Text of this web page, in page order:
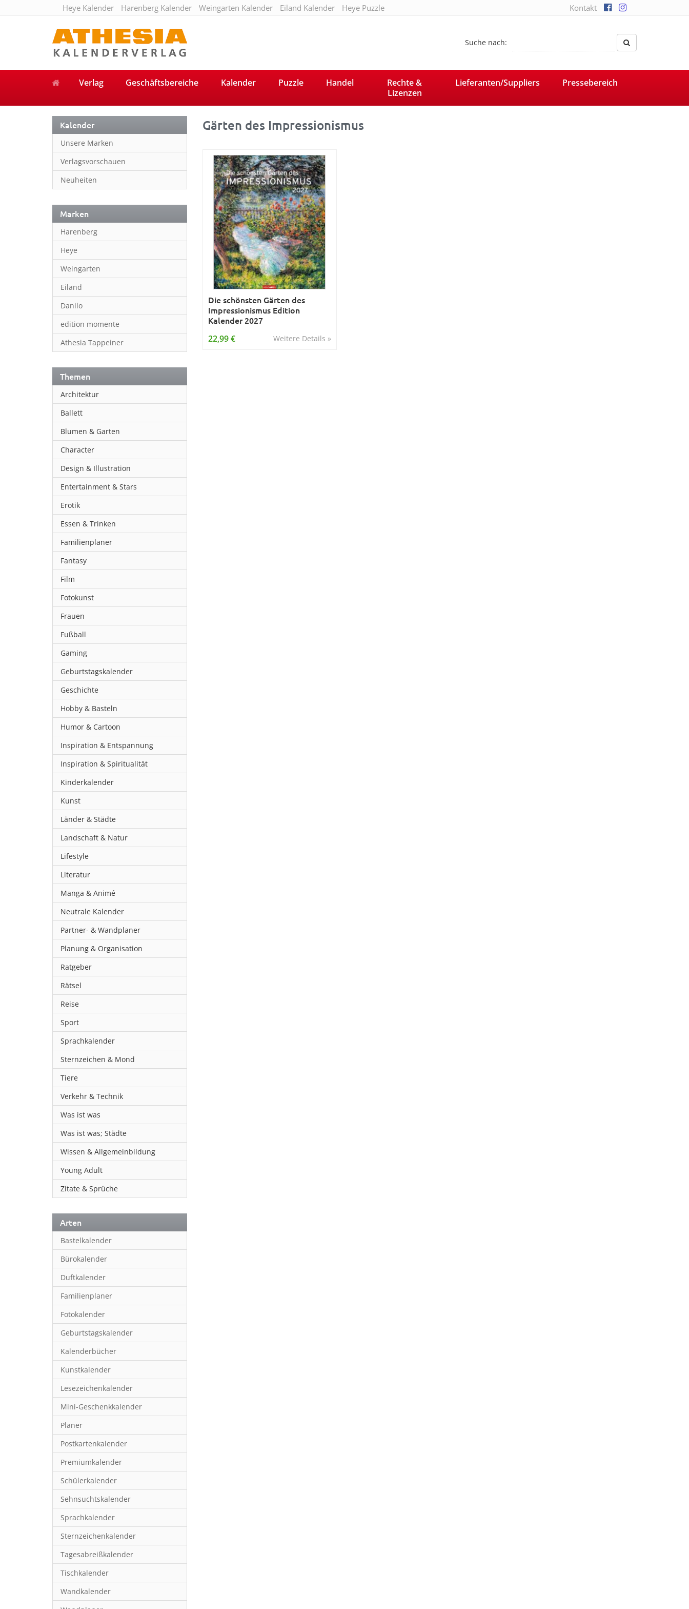
Heye Kalender Harenberg Kalender Weingarten Kalender Eiland Kalender Heye Puzzle Kontakt
Suche nach:
Verlag Geschäftsbereiche Kalender Puzzle Handel
Rechte &
Lizenzen
Lieferanten/Suppliers Pressebereich
Kalender
Unsere Marken
Verlagsvorschauen
Neuheiten
Marken
Harenberg
Heye
Weingarten
Eiland
Danilo
edition momente
Athesia Tappeiner
Themen
Architektur
Ballett
Blumen & Garten
Character
Design & Illustration
Entertainment & Stars
Erotik
Essen & Trinken
Familienplaner
Fantasy
Film
Fotokunst
Frauen
Fußball
Gaming
Geburtstagskalender
Geschichte
Hobby & Basteln
Humor & Cartoon
Inspiration & Entspannung
Inspiration & Spiritualität
Kinderkalender
Kunst
Länder & Städte
Landschaft & Natur
Lifestyle
Literatur
Manga & Animé
Neutrale Kalender
Partner- & Wandplaner
Planung & Organisation
Ratgeber
Rätsel
Reise
Sport
Sprachkalender
Sternzeichen & Mond
Tiere
Verkehr & Technik
Was ist was
Was ist was; Städte
Wissen & Allgemeinbildung
Young Adult
Zitate & Sprüche
Arten
Bastelkalender
Bürokalender
Duftkalender
Familienplaner
Fotokalender
Geburtstagskalender
Kalenderbücher
Kunstkalender
Lesezeichenkalender
Mini-Geschenkkalender
Planer
Postkartenkalender
Premiumkalender
Schülerkalender
Sehnsuchtskalender
Sprachkalender
Sternzeichenkalender
Tagesabreißkalender
Tischkalender
Wandkalender
Gärten des Impressionismus
Die schönsten Gärten des
Impressionismus Edition
Kalender 2027
Weitere Details »
22,99 €